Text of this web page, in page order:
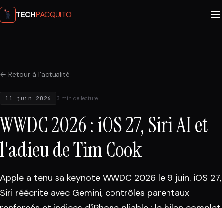
TECHPACQUITO
← Retour à l'actualité
11 juin 2026 3 min de lecture
WWDC 2026 : iOS 27, Siri AI et
l'adieu de Tim Cook
Apple a tenu sa keynote WWDC 2026 le 9 juin. iOS 27,
Siri réécrite avec Gemini, contrôles parentaux